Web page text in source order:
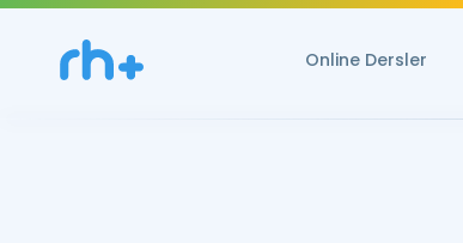
Online Dersler